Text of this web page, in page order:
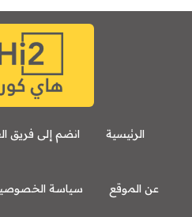
الرئيسية انضم إلى فريق
عن الموقع سياسة